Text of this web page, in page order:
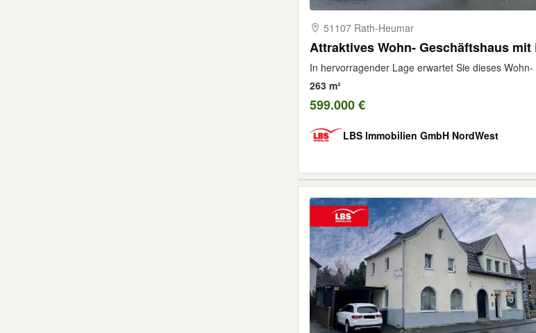
51107 Rath-​Heumar
Attraktives Wohn- Geschäftshaus
In hervorragender Lage erwartet Sie dieses
263 m²
599.000 €
LBS Immobilien GmbH NordWest